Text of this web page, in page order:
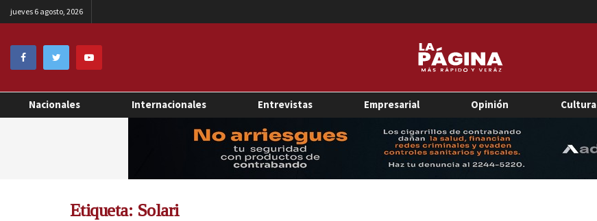
jueves 6 agosto, 2026
Nacionales Internacionales Entrevistas Empresarial Opinión Cultura
Etiqueta: Solari